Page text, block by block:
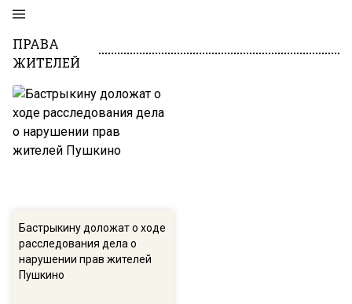
ПРАВА
ЖИТЕЛЕЙ
Бастрыкину доложат о ходе
расследования дела о
нарушении прав жителей
Пушкино